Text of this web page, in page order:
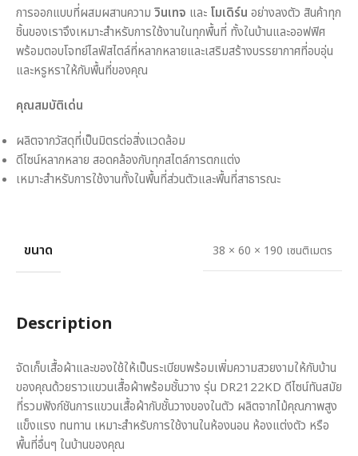
การออกแบบที่ผสมผสานความ วินเทจ และ โมเดิร์น อย่างลงตัว สินค้าทุก
ชิ้นของเราจึงเหมาะสำหรับการใช้งานในทุกพื้นที่ ทั้งในบ้านและออฟฟิศ
พร้อมตอบโจทย์ไลฟ์สไตล์ที่หลากหลายและเสริมสร้างบรรยากาศที่อบอุ่น
และหรูหราให้กับพื้นที่ของคุณ
คุณสมบัติเด่น
ผลิตจากวัสดุที่เป็นมิตรต่อสิ่งแวดล้อม
ดีไซน์หลากหลาย สอดคล้องกับทุกสไตล์การตกแต่ง
เหมาะสำหรับการใช้งานทั้งในพื้นที่ส่วนตัวและพื้นที่สาธารณะ
ขนาด 38 × 60 × 190 เซนติเมตร
Description
จัดเก็บเสื้อผ้าและของใช้ให้เป็นระเบียบพร้อมเพิ่มความสวยงามให้กับบ้าน
ของคุณด้วยราวแขวนเสื้อผ้าพร้อมชั้นวาง รุ่น DR2122KD ดีไซน์ทันสมัย
ที่รวมฟังก์ชันการแขวนเสื้อผ้ากับชั้นวางของในตัว ผลิตจากไม้คุณภาพสูง
แข็งแรง ทนทาน เหมาะสำหรับการใช้งานในห้องนอน ห้องแต่งตัว หรือ
พื้นที่อื่นๆ ในบ้านของคุณ